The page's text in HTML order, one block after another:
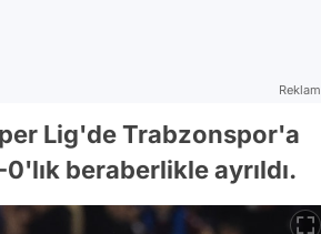
Reklam
Lig'de Trabzonspor'a
beraberlikle ayrıldı.